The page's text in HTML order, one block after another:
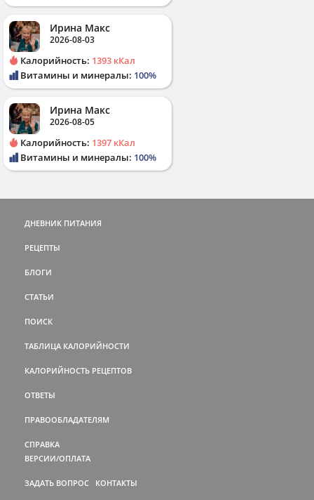
Ирина Макс
2026-08-03
Калорийность: 1393 кКал
Витамины и минералы: 100%
Ирина Макс
2026-08-05
Калорийность: 1397 кКал
Витамины и минералы: 100%
ДНЕВНИК ПИТАНИЯ
РЕЦЕПТЫ
БЛОГИ
СТАТЬИ
ПОИСК
ТАБЛИЦА КАЛОРИЙНОСТИ
КАЛОРИЙНОСТЬ РЕЦЕПТОВ
ОТВЕТЫ
ПРАВООБЛАДАТЕЛЯМ
СПРАВКА
ВЕРСИИ/ОПЛАТА
ЗАДАТЬ ВОПРОС КОНТАКТЫ